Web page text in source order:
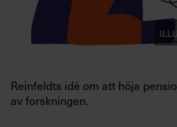
Reinfeldts idé om att höja
av forskningen.